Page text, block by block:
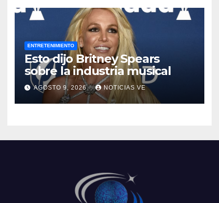
ENTRETENIMIENTO
Esto dijo Britney Spears
sobre la industria musical
AGOSTO 9, 2026 NOTICIAS VE